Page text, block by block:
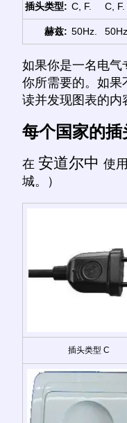
插头类型: C, F. C, F.
赫兹: 50Hz. 50Hz.
如果你是一名电气
你所需要的。如果
读并发现图表的内
每个国家的插
在 安道尔中 使
城。）
插头类型 C